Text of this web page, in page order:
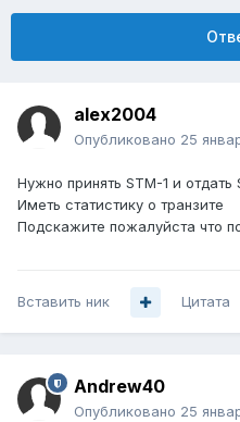
alex2004
Опубликовано 25
Нужно принять STM-1 и отдать
Иметь статистику о транзите
Подскажите пожалуйста что
Вставить ник Цитата
Andrew40
Опубликовано 25